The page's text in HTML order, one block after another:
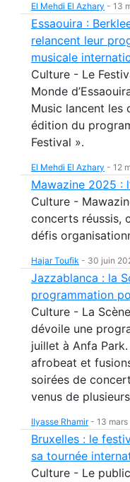
El Mehdi El Azhary - 13
Essaouira :
relancent leur
musicale
Culture - Le
Monde
Music lancent les
édition du
Festival ».
El Mehdi El Azhary - 12
Mawazine 2025 :
Culture -
concerts réussis,
défis
Hajar Toufik - 30 juin
Jazzablanca : la
programmation
Culture - La
dévoile une
juillet à Anfa
afrobeat et
soirées de
venus de
Ilyasse Rhamir- 13
Bruxelles : le
sa tournée
Culture - Le